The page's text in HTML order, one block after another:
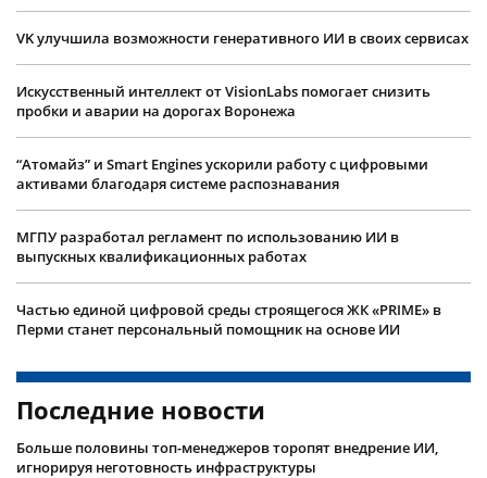
VK улучшила возможности генеративного ИИ в своих сервисах
Искусственный интеллект от VisionLabs помогает снизить
пробки и аварии на дорогах Воронежа
“Атомайз” и Smart Engines ускорили работу с цифровыми
активами благодаря системе распознавания
МГПУ разработал регламент по использованию ИИ в
выпускных квалификационных работах
Частью единой цифровой среды строящегося ЖК «PRIME» в
Перми станет персональный помощник на основе ИИ
Последние новости
Больше половины топ-менеджеров торопят внедрение ИИ,
игнорируя неготовность инфраструктуры